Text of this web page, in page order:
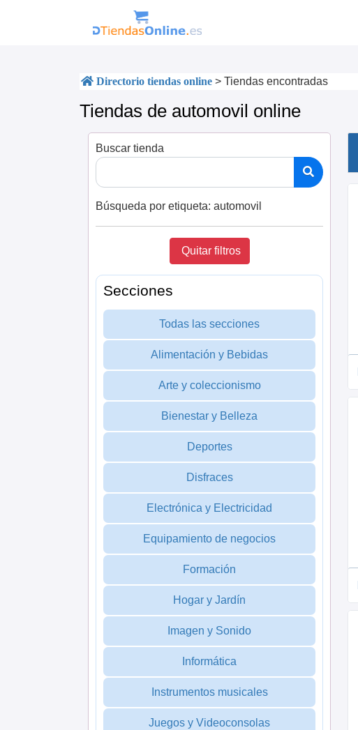
Directorio tiendas online > Tiendas encontradas
Tiendas de automovil online
Buscar tienda
Búsqueda por etiqueta: automovil
Quitar filtros
Secciones
Todas las secciones
Alimentación y Bebidas
Arte y coleccionismo
Bienestar y Belleza
Deportes
Disfraces
Electrónica y Electricidad
Equipamiento de negocios
Formación
Hogar y Jardín
Imagen y Sonido
Informática
Instrumentos musicales
Juegos y Videoconsolas